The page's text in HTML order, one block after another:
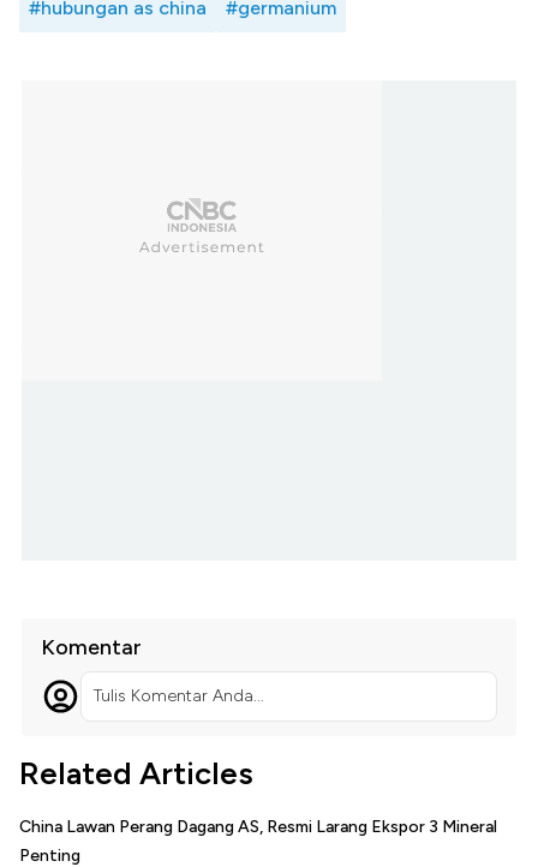
#hubungan as china #germanium
Komentar
Tulis Komentar Anda...
Related Articles
China Lawan Perang Dagang AS, Resmi Larang Ekspor 3 Mineral
Penting